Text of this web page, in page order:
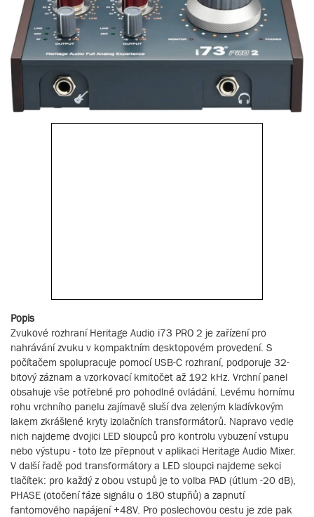
Popis
Zvukové rozhraní Heritage Audio i73 PRO 2 je zařízení pro
nahrávání zvuku v kompaktním desktopovém provedení. S
počítačem spolupracuje pomocí USB-C rozhraní, podporuje 32-
bitový záznam a vzorkovací kmitočet až 192 kHz. Vrchní panel
obsahuje vše potřebné pro pohodlné ovládání. Levému hornímu
rohu vrchního panelu zajímavě sluší dva zeleným kladívkovým
lakem zkrášlené kryty izolačních transformátorů. Napravo vedle
nich najdeme dvojici LED sloupců pro kontrolu vybuzení vstupu
nebo výstupu - toto lze přepnout v aplikaci Heritage Audio Mixer.
V další řadě pod transformátory a LED sloupci najdeme sekci
tlačítek: pro každý z obou vstupů je to volba PAD (útlum -20 dB),
PHASE (otočení fáze signálu o 180 stupňů) a zapnutí
fantomového napájení +48V. Pro poslechovou cestu je zde pak